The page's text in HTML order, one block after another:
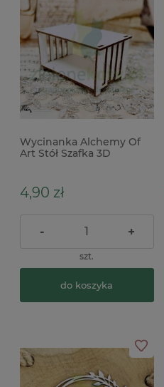
Wycinanka Alchemy Of
Art Stół Szafka 3D
4,90 zł
- +
szt.
do koszyka